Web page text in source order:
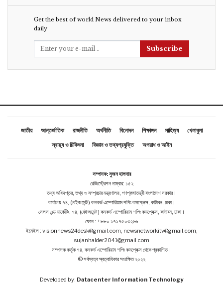
Get the best of world News delivered to your inbox
daily
Subscribe
জাতীয় আন্তর্জাতিক রাজনীতি অর্থনীতি বিনোদন শিক্ষাঙ্গন সাহিত্য
খেলাধুলা
স্বাস্থ্য ও চিকিৎসা
বিজ্ঞান ও তথ্যপ্রযুক্তি অপরাধ ও আইন
সম্পাদক: সুজন হালদার
রেজিস্ট্রেশন নাম্বার: ১৫২
তথ্য অধিদপ্তর, তথ্য ও সম্প্রচার মন্ত্রণালয়, গণপ্রজাতন্ত্রী বাংলাদেশ সরকার।
কার্যালয় ৭৪, (বেইজমেন্ট ) কনকর্ড এম্পোরিয়াম শপিং কমপ্লেক্স, কাটাবন, ঢাকা।
সেলস এন্ড মার্কেটিং: ৭৪, (বেইজমেন্ট ) কনকর্ড এম্পোরিয়াম শপিং কমপ্লেক্স, কাটাবন, ঢাকা।
ফোন : +৮৮০ ১৭১৭৫০৩২৬৬
ইমেইল : visionnews24desk@gmail.com, newsnetworkitv@gmail.com,
sujanhalder2041@gmail.com
সম্পাদক কর্তৃক ৭৪, কনকর্ড এম্পোরিয়াম শপিং কমপ্লেক্স থেকে প্রকাশিত।
© সর্বস্বত্ব স্বত্বাধিকার সংরক্ষিত ২০২২
Developed by: Datacenter Information Technology